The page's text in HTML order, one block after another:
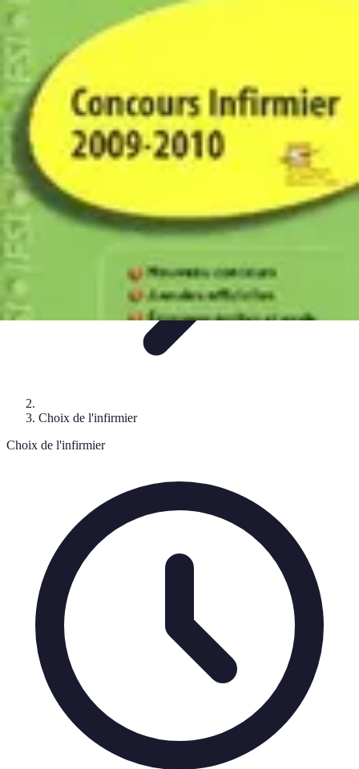
Infirmiers à Domicile
Pratiques et erreursChoix de l'infirmier
Innovation
Communication et Pratiques
Infirmiers à Domicile
Choix de l'infirmier
Choix de l'infirmier